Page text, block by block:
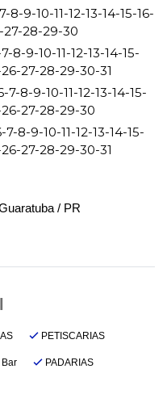
9-10-11-12-13-14-15-16-
27-28-29-30
9-10-11-12-13-14-15-
27-28-29-30-31
8-9-10-11-12-13-14-15-
26-27-28-29-30
8-9-10-11-12-13-14-15-
27-28-29-30-31
/ PR
PETISCARIAS
Bar PADARIAS